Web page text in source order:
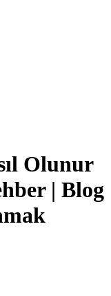
Olunur
| Blog